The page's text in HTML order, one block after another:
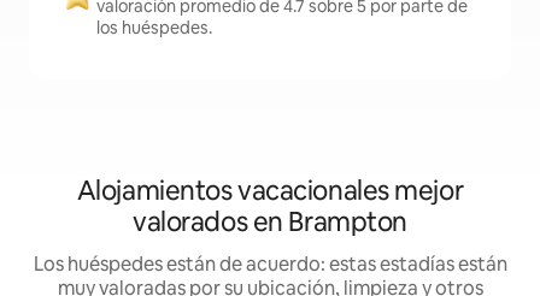
valoración promedio de 4.7 sobre 5 por parte de
los huéspedes.
Alojamientos vacacionales mejor
valorados en Brampton
Los huéspedes están de acuerdo: estas estadías están
muy valoradas por su ubicación, limpieza y otros